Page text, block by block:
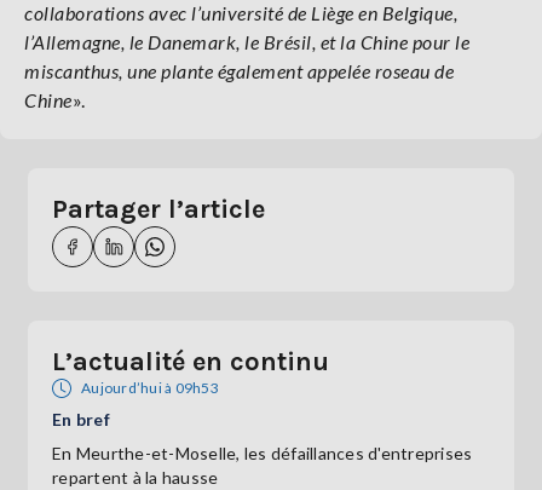
collaborations avec l’université de Liège en Belgique,
l’Allemagne, le Danemark, le Brésil, et la Chine pour le
miscanthus, une plante également appelée roseau de
Chine».
Partager l’article
L’actualité en continu
Aujourd’hui à 09h53
En bref
En Meurthe-et-Moselle, les défaillances d'entreprises
repartent à la hausse